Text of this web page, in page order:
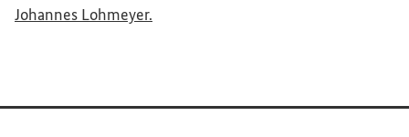
Johannes Lohmeyer.